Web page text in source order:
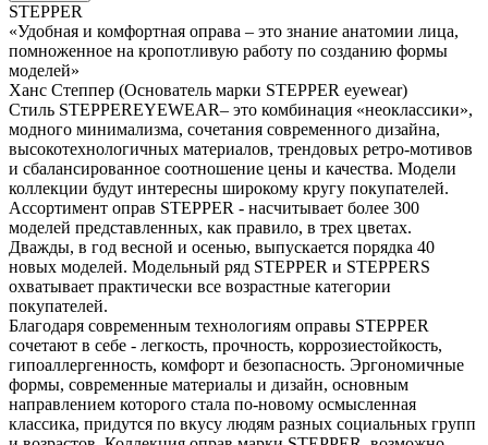
STEPPER
«Удобная и комфортная оправа – это знание анатомии лица,
помноженное на кропотливую работу по созданию формы
моделей»
Ханс Степпер (Основатель марки STEPPER eyewear)
Стиль STEPPEREYEWEAR– это комбинация «неоклассики»,
модного минимализма, сочетания современного дизайна,
высокотехнологичных материалов, трендовых ретро-мотивов
и сбалансированное соотношение цены и качества. Модели
коллекции будут интересны широкому кругу покупателей.
Ассортимент оправ STEPPER - насчитывает более 300
моделей представленных, как правило, в трех цветах.
Дважды, в год весной и осенью, выпускается порядка 40
новых моделей. Модельный ряд STEPPER и STEPPERS
охватывает практически все возрастные категории
покупателей.
Благодаря современным технологиям оправы STEPPER
сочетают в себе - легкость, прочность, коррозиестойкость,
гипоаллергенность, комфорт и безопасность. Эргономичные
формы, современные материалы и дизайн, основным
направлением которого стала по-новому осмысленная
классика, придутся по вкусу людям разных социальных групп